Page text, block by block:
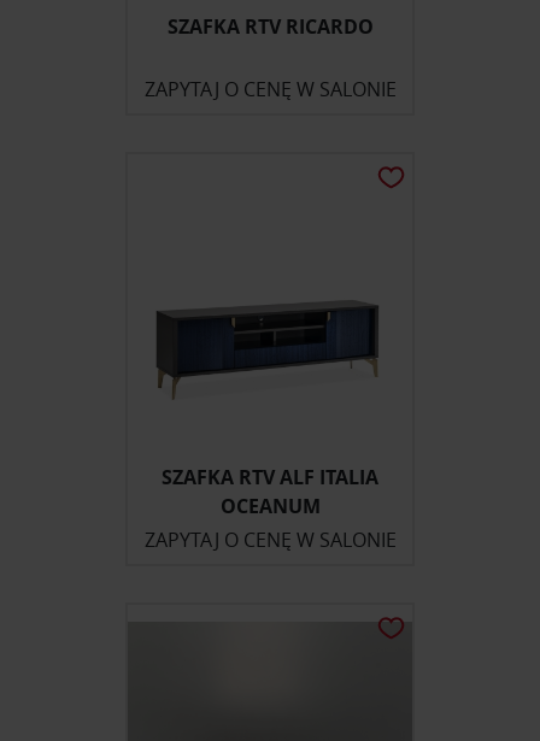
SZAFKA RTV RICARDO
ZAPYTAJ O CENĘ W SALONIE
SZAFKA RTV ALF ITALIA
OCEANUM
ZAPYTAJ O CENĘ W SALONIE